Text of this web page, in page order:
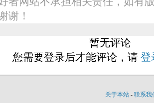
谢！
暂无评论
您需要登录后才能评论，请 登
关于本站 - 联系我